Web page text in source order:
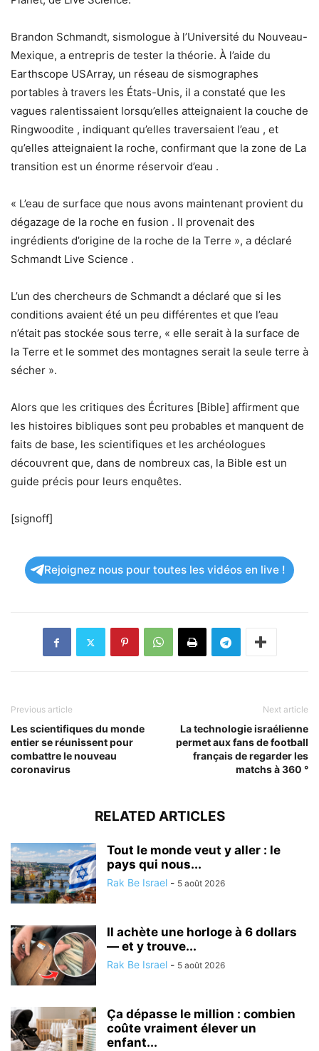
Brandon Schmandt, sismologue à l’Université du Nouveau-
Mexique, a entrepris de tester la théorie. À l’aide du
Earthscope USArray, un réseau de sismographes
portables à travers les États-Unis, il a constaté que les
vagues ralentissaient lorsqu’elles atteignaient la couche de
Ringwoodite , indiquant qu’elles traversaient l’eau , et
qu’elles atteignaient la roche, confirmant que la zone de La
transition est un énorme réservoir d’eau .
« L’eau de surface que nous avons maintenant provient du
dégazage de la roche en fusion . Il provenait des
ingrédients d’origine de la roche de la Terre », a déclaré
Schmandt Live Science .
L’un des chercheurs de Schmandt a déclaré que si les
conditions avaient été un peu différentes et que l’eau
n’était pas stockée sous terre, « elle serait à la surface de
la Terre et le sommet des montagnes serait la seule terre à
sécher ».
Alors que les critiques des Écritures [Bible] affirment que
les histoires bibliques sont peu probables et manquent de
faits de base, les scientifiques et les archéologues
découvrent que, dans de nombreux cas, la Bible est un
guide précis pour leurs enquêtes.
[signoff]
Rejoignez nous pour toutes les vidéos en live !
Previous article
Les scientifiques du monde
entier se réunissent pour
combattre le nouveau
coronavirus
Next article
La technologie israélienne
permet aux fans de football
français de regarder les
matchs à 360 °
RELATED ARTICLES
Tout le monde veut y aller : le
pays qui nous...
Rak Be Israel - 5 août 2026
Il achète une horloge à 6 dollars
— et y trouve...
Rak Be Israel - 5 août 2026
Ça dépasse le million : combien
coûte vraiment élever un
enfant...